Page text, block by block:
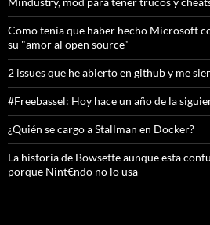
Como tenía que haber hecho Microsoft
su "amor al open source"
2 issues que he abierto en github y me
#Freebassel: Hoy hace un año de la
¿Quién se cargo a Stallman en Docker?
La historia de Bowsette aunque esta
porque Nint€ndo no lo usa